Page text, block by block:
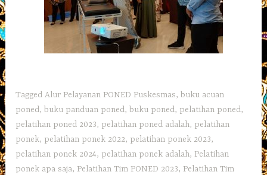
TaggedAlur Pelayanan PONED Puskesmas, buku acuan
poned, buku panduan poned, buku poned, pelatihan poned,
pelatihan poned 2023, pelatihan poned adalah, pelatihan
ponek, pelatihan ponek 2022, pelatihan ponek 2023,
pelatihan ponek 2024, pelatihan ponek adalah, Pelatihan
ponek apa saja, Pelatihan Tim PONED 2023, Pelatihan Tim